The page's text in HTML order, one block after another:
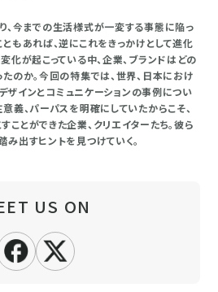
、今までの生活様式が一変する事態に陥っ
もあれば、逆にこれをきっかけとして進化
化が起こっている中、企業、ブランドはどの
のか。今回の特集では、世界、日本におけ
インとコミュニケーションの事例につい
義、パーパスを明確にしていたからこそ、
とができた企業、クリエイターたち。彼ら
出すヒントを見つけていく。
US ON